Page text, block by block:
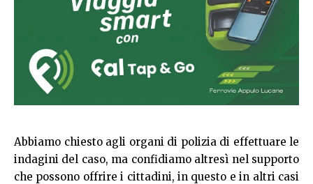
Abbiamo chiesto agli organi di polizia di effettuare le
indagini del caso, ma confidiamo altresì nel supporto
che possono offrire i cittadini, in questo e in altri casi